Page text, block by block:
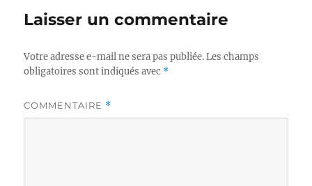
Laisser un commentaire
Votre adresse e-mail ne sera pas publiée. Les champs
obligatoires sont indiqués avec *
COMMENTAIRE *